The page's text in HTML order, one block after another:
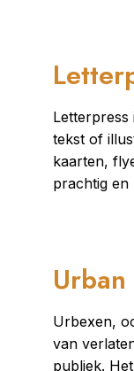
Letterpress
tekst of
kaarten,
prachtig en
Urbexen,
van
publiek.